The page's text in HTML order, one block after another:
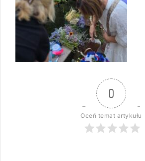
0
Oceń temat artykułu